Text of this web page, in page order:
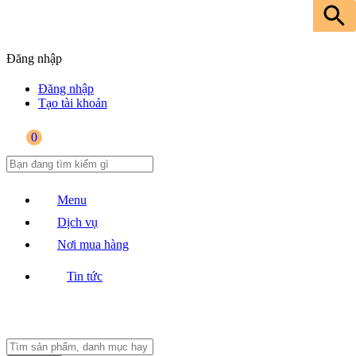
Đăng nhập
Đăng nhập
Tạo tài khoản
0
Menu
Dịch vụ
Nơi mua hàng
Tin tức